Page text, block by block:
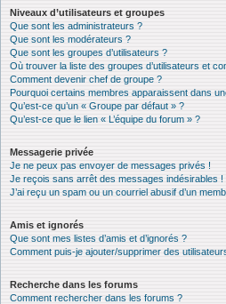
Niveaux d’utilisateurs et groupes
Que sont les administrateurs ?
Que sont les modérateurs ?
Que sont les groupes d’utilisateurs ?
Où trouver la liste des groupes d’utilisateurs et
Comment devenir chef de groupe ?
Pourquoi certains membres apparaissent dans
Qu’est-ce qu’un « Groupe par défaut » ?
Qu’est-ce que le lien « L’équipe du forum » ?
Messagerie privée
Je ne peux pas envoyer de messages privés !
Je reçois sans arrêt des messages indésirables !
J’ai reçu un spam ou un courriel abusif d’un
Amis et ignorés
Que sont mes listes d’amis et d’ignorés ?
Comment puis-je ajouter/supprimer des
Recherche dans les forums
Comment rechercher dans les forums ?